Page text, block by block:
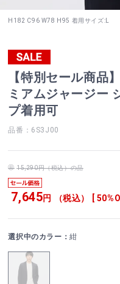
H182 C96 W78 H95 着用サイズ:L
【特別セール商品
ミアムジャージー
プ着用可
品番：6S3J00
15,290円（税込）の品
7,645円 （税込） [
選択中のカラー：紺